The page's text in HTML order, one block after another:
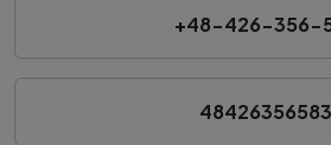
+48-426-356-
48426356583